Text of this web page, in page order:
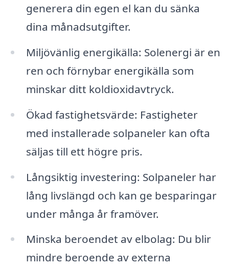
generera din egen el kan du sänka
dina månadsutgifter.
Miljövänlig energikälla: Solenergi är en
ren och förnybar energikälla som
minskar ditt koldioxidavtryck.
Ökad fastighetsvärde: Fastigheter
med installerade solpaneler kan ofta
säljas till ett högre pris.
Långsiktig investering: Solpaneler har
lång livslängd och kan ge besparingar
under många år framöver.
Minska beroendet av elbolag: Du blir
mindre beroende av externa